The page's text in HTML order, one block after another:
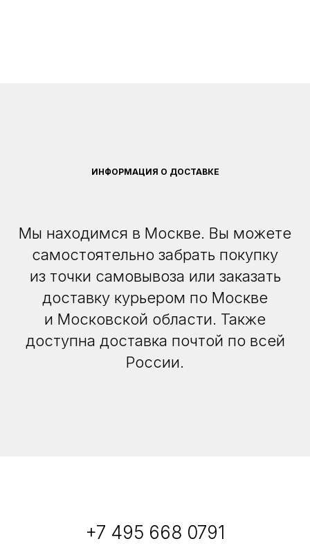
ИНФОРМАЦИЯ О ДОСТАВКЕ
Мы находимся в Москве. Вы можете
самостоятельно забрать покупку
из точки самовывоза или заказать
доставку курьером по Москве
и Московской области. Также
доступна доставка почтой по всей
России.
+7 495 668 0791